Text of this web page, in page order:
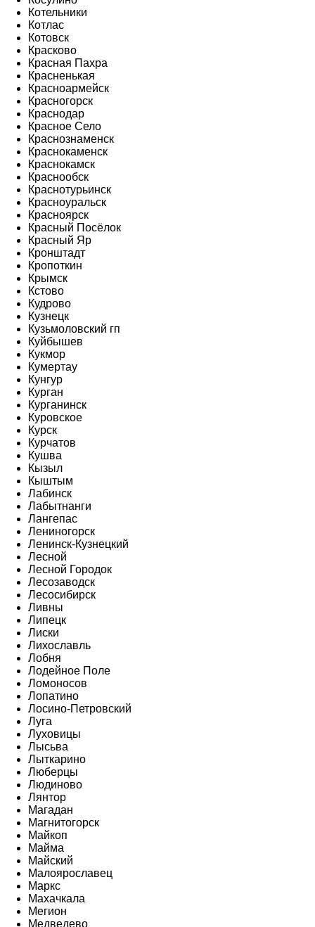
Котельники
Котлас
Котовск
Красково
Красная Пахра
Красненькая
Красноармейск
Красногорск
Краснодар
Красное Село
Краснознаменск
Краснокаменск
Краснокамск
Краснообск
Краснотурьинск
Красноуральск
Красноярск
Красный Посёлок
Красный Яр
Кронштадт
Кропоткин
Крымск
Кстово
Кудрово
Кузнецк
Кузьмоловский гп
Куйбышев
Кукмор
Кумертау
Кунгур
Курган
Курганинск
Куровское
Курск
Курчатов
Кушва
Кызыл
Кыштым
Лабинск
Лабытнанги
Лангепас
Лениногорск
Ленинск-Кузнецкий
Лесной
Лесной Городок
Лесозаводск
Лесосибирск
Ливны
Липецк
Лиски
Лихославль
Лобня
Лодейное Поле
Ломоносов
Лопатино
Лосино-Петровский
Луга
Луховицы
Лысьва
Лыткарино
Люберцы
Людиново
Лянтор
Магадан
Магнитогорск
Майкоп
Майма
Майский
Малоярославец
Маркс
Махачкала
Мегион
Медведево